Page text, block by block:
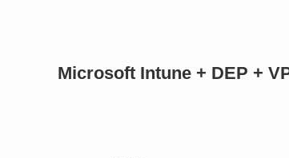
Microsoft Intune + DEP +